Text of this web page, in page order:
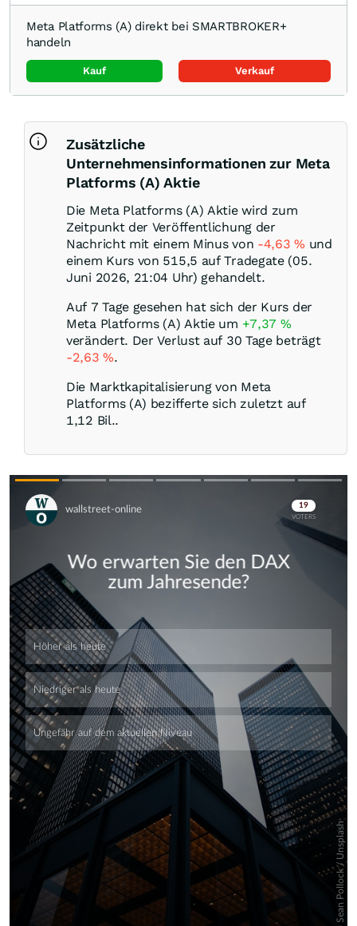
Meta Platforms (A) direkt bei SMARTBROKER+
handeln
Kauf Verkauf
Zusätzliche
Unternehmensinformationen zur Meta
Platforms (A) Aktie
Die Meta Platforms (A) Aktie wird zum
Zeitpunkt der Veröffentlichung der
Nachricht mit einem Minus von -4,63% und
einem Kurs von 515,5 auf Tradegate (05.
Juni 2026, 21:04 Uhr) gehandelt.
Auf 7 Tage gesehen hat sich der Kurs der
Meta Platforms (A) Aktie um +7,37 %
verändert. Der Verlust auf 30 Tage beträgt
-2,63%.
Die Marktkapitalisierung von Meta
Platforms (A) bezifferte sich zuletzt auf
1,12 Bil..
Skip
Skip